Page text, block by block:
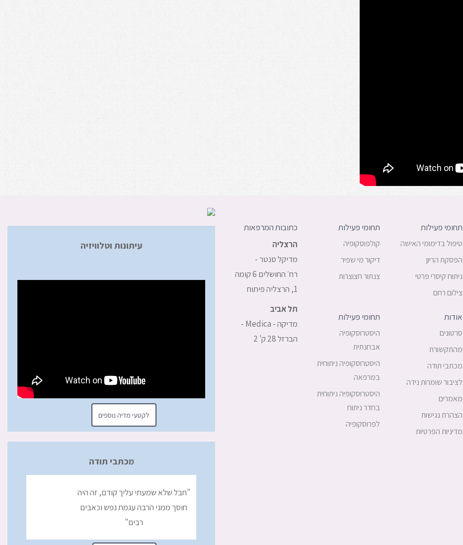
עיתונות וטלוויזיה
לקטעי מדיה נוספים
מכתבי תודה
"חבל שלא שמעתי עליך קודם, זה היה
חוסך ממני הרבה עגמת נפש וכאבים
רבים"
כתובות המרפאות
הרצליה
מדיקל סנטר -
רח׳ החושלים 6 קומה
1, הרצליה פיתוח
תל אביב
מדיקה - Medica -
הברזל 28 ק' 2
תחומי פעילות
קולפוסקופיה
דיקור מי שפיר
צנתור חצוצרות
תחומי פעילות
טיפול בדימומי האישה
הפסקת הריון
ניתוח קיסרי פרטי
צילום רחם
תחומי פעילות
היסטרוסקופיה
אבחנתית
היסטרוסקופיה ניתוחית
במרפאה
היסטרוסקופיה ניתוחית
בחדר ניתוח
לפרוסקופיה
אודות
סרטונים
מהתקשורת
מכתבי תודה
לציבור שומרות נידה
מאמרים
הצהרת נגישות
מדיניות הפרטיות